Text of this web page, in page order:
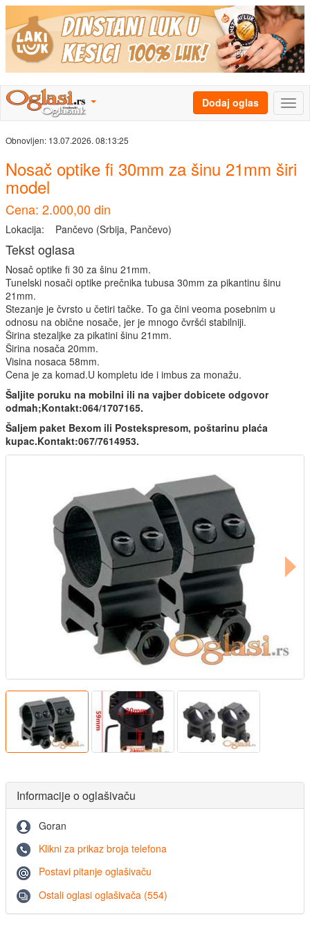
Dodaj oglas
Obnovljen: 13.07.2026. 08:13:25
Nosač optike fi 30mm za šinu 21mm širi
model
Cena: 2.000,00 din
Lokacija: Pančevo (Srbija, Pančevo)
Tekst oglasa
Nosač optike fi 30 za šinu 21mm.
Tunelski nosači optike prečnika tubusa 30mm za pikantinu šinu
21mm.
Stezanje je čvrsto u četiri tačke. To ga čini veoma posebnim u
odnosu na obične nosače, jer je mnogo čvršći stabilniji.
Širina stezaljke za pikatini šinu 21mm.
Širina nosača 20mm.
Visina nosaca 58mm.
Cena je za komad.U kompletu ide i imbus za monažu.
Šaljite poruku na mobilni ili na vajber dobicete odgovor
odmah;Kontakt:064/1707165.
Šaljem paket Bexom ili Postekspresom, poštarinu plaća
kupac.Kontakt:067/7614953.
Informacije o oglašivaču
Goran
Klikni za prikaz broja telefona
Postavi pitanje oglašivaču
Ostali oglasi oglašivača (554)